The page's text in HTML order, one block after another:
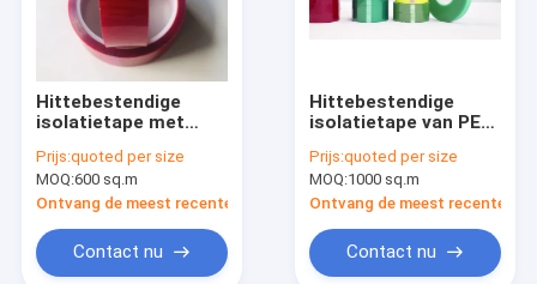
Hittebestendige
isolatietape met
staal ≥4N/25 mm
Prijs:quoted per size
MOQ:600 sq.m
Ontvang de meest recente Prijs
Contact nu
Hittebestendige
isolatietape van PET-
plakken
siliconenpapier
Prijs:quoted per size
MOQ:1000 sq.m
Ontvang de meest recente
Contact nu